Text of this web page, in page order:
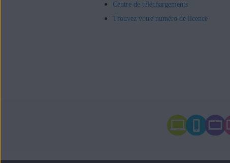
Centre de téléchargements
Trouvez votre numéro de licence